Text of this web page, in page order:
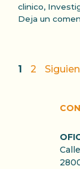
clinico,
Deja un
Página
1 Página
2